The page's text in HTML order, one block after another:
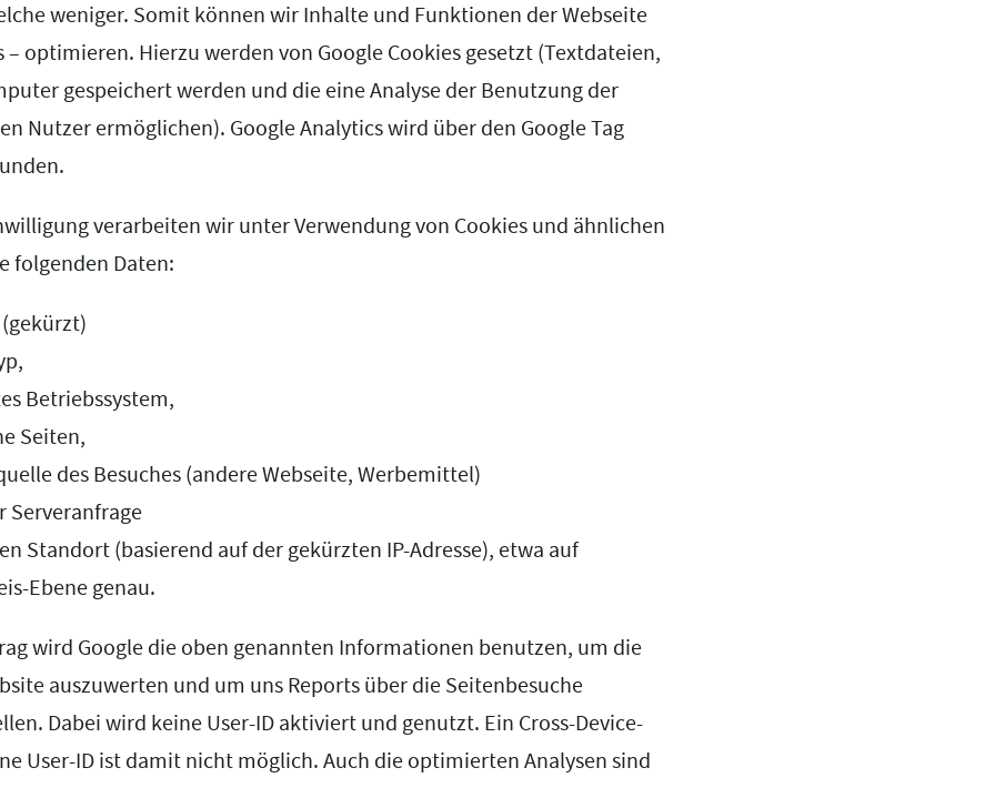
weniger. Somit können wir Inhalte und Funktionen der Webseite
– optimieren. Hierzu werden von Google Cookies gesetzt (Textdateien,
gespeichert werden und die eine Analyse der Benutzung der
Nutzer ermöglichen). Google Analytics wird über den Google Tag
verarbeiten wir unter Verwendung von Cookies und ähnlichen
folgenden Daten:
(gekürzt)
Betriebssystem,
Seiten,
des Besuches (andere Webseite, Werbemittel)
Serveranfrage
Standort (basierend auf der gekürzten IP-Adresse), etwa auf
Ebene genau.
wird Google die oben genannten Informationen benutzen, um die
auszuwerten und um uns Reports über die Seitenbesuche
Dabei wird keine User-ID aktiviert und genutzt. Ein Cross-Device-
User-ID ist damit nicht möglich. Auch die optimierten Analysen sind